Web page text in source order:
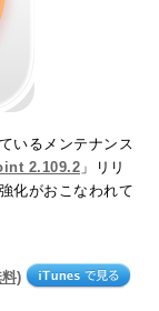
いるメンテナンス
2.109.2 」リリ
化がおこなわれて
)